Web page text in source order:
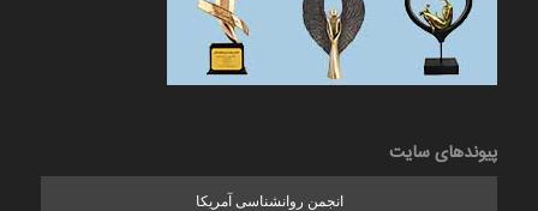
پیوندهای سایت
انجمن روانشناسی آمریکا